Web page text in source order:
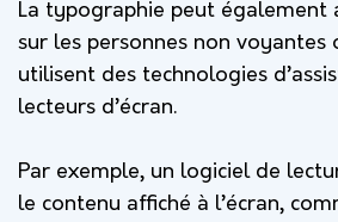
La typographie peut également
sur les personnes non voyantes
utilisent des technologies
lecteurs d’écran.
Par exemple, un logiciel de
le contenu affiché à l’écran,